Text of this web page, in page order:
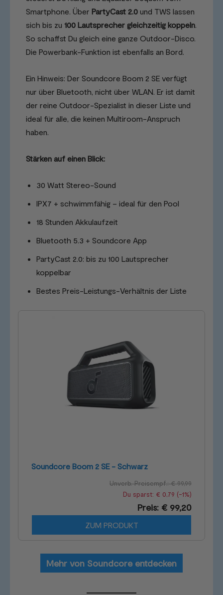
Smartphone. Über PartyCast 2.0 und TWS lassen
sich bis zu 100 Lautsprecher gleichzeitig koppeln.
So schaffst Du gleich eine ganze Outdoor-Disco.
Die Powerbank-Funktion ist ebenfalls an Bord.
Ein Hinweis: Der Soundcore Boom 2 SE verfügt
nur über Bluetooth, nicht über WLAN. Er ist damit
der reine Outdoor-Spezialist in dieser Liste und
ideal für alle, die keinen Multiroom-Anspruch
haben.
Stärken auf einen Blick:
30 Watt Stereo-Sound
IPX7 + schwimmfähig – ideal für den Pool
18 Stunden Akkulaufzeit
Bluetooth 5.3 + Soundcore App
PartyCast 2.0: bis zu 100 Lautsprecher
koppelbar
Bestes Preis-Leistungs-Verhältnis der Liste
Soundcore Boom 2 SE - Schwarz
Unverb. Preisempf.: € 99,99
Du sparst: € 0,79 (-1%)
Preis: € 99,20
ZUM PRODUKT
Mehr von Soundcore entdecken